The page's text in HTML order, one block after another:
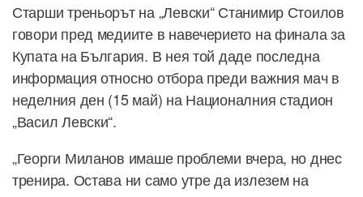
Старши треньорът на „Левски“ Станимир Стоилов
говори пред медиите в навечерието на финала за
Купата на България. В нея той даде последна
информация относно отбора преди важния мач в
неделния ден (15 май) на Националния стадион
„Васил Левски“.
„Георги Миланов имаше проблеми вчера, но днес
тренира. Остава ни само утре да излезем на